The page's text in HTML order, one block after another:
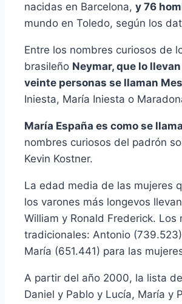
nacidas en Barcelona, y 76
mundo en Toledo, según los
Entre los nombres curiosos de
brasileño Neymar, que lo
veinte personas se llaman
Iniesta, María Iniesta o
María España es como se
nombres curiosos del padrón
Kevin Kostner.
La edad media de las mujeres
los varones más longevos
William y Ronald Frederick.
tradicionales: Antonio
María (651.441) para las
A partir del año 2000, la lista
Daniel y Pablo y Lucía, María y